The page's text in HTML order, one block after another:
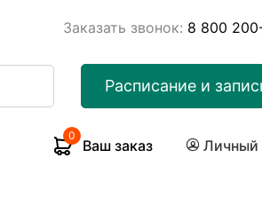
Заказать звонок: 8 800
Расписание и
0
Ваш заказ Личный